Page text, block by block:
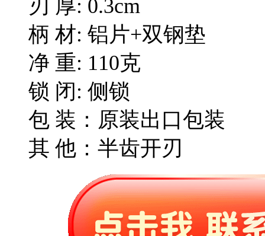
刃 厚: 0.3cm
柄 材: 铝片+双钢垫
净 重: 110克
锁 闭: 侧锁
包 装：原装出口包装
其 他：半齿开刃